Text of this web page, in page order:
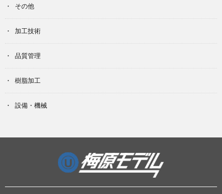
その他
加工技術
品質管理
樹脂加工
設備・機械